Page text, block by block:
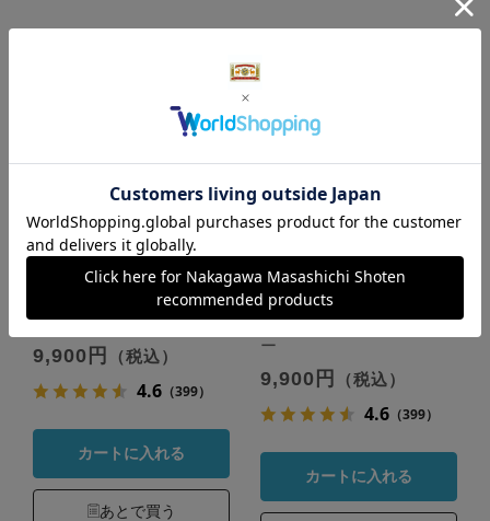
綿麻もんぺパンツ
サイズ：Ｍ カラー：紺
9,900円 （税込）
4.6（399）
カートに入れる
あとで買う
綿麻もんぺパンツ
サイズ：Ｍ カラー：グレ
ー
9,900円 （税込）
4.6（399）
カートに入れる